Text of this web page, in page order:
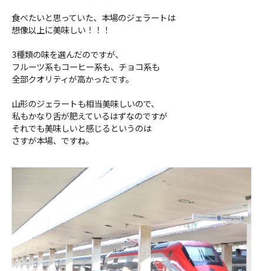
食べたいと思っていた、本場のジェラートは
想像以上に美味しい！！！
3種類の味を選んだのですが、
フルーツ系もコーヒー系も、チョコ系も
全部クオリティが高かったです。
山形のジェラートも相当美味しいので、
私もかなり舌が肥えているはずなのですが
それでも美味しいと感じるというのは
さすが本場、ですね。